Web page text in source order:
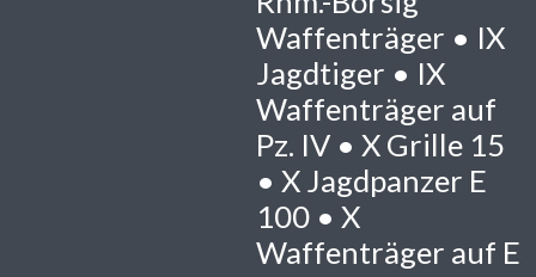
Waffenträger • IX
Jagdtiger • IX
Waffenträger auf
Pz. IV • X Grille 15
• X Jagdpanzer E
100 • X
Waffenträger auf E